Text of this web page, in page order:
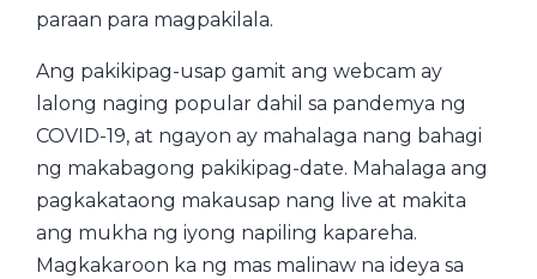
paraan para magpakilala.
Ang pakikipag-usap gamit ang webcam ay
lalong naging popular dahil sa pandemya ng
COVID-19, at ngayon ay mahalaga nang bahagi
ng makabagong pakikipag-date. Mahalaga ang
pagkakataong makausap nang live at makita
ang mukha ng iyong napiling kapareha.
Magkakaroon ka ng mas malinaw na ideya sa